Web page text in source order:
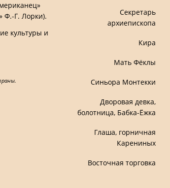
Ф.-Г. Лорки).
культуры и
Секретарь
архиепископа
Кира
Мать Фёклы
Синьора Монтекки
Дворовая девка,
болотница, Бабка-Ёжка
Глаша, горничная
Карениных
Восточная торговка